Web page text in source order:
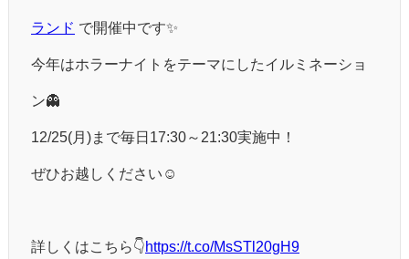
ランド で開催中です✨
今年はホラーナイトをテーマにしたイルミネーショ
ン👻
12/25(月)まで毎日17:30～21:30実施中！
ぜひお越しください☺
詳しくはこちら👇https://t.co/MsSTl20gH9